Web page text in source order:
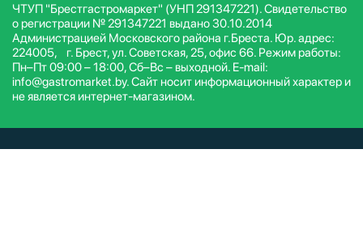
ЧТУП "Брестгастромаркет" (УНП 291347221). Свидетельство
о регистрации № 291347221 выдано 30.10.2014
Администрацией Московского района г.Бреста. Юр. адрес:
224005, г. Брест, ул. Советская, 25, офис 66. Режим работы:
Пн–Пт 09:00 – 18:00, Сб–Вс – выходной. E-mail:
info@gastromarket.by. Сайт носит информационный характер и
не является интернет-магазином.
© ЧТУП Брестгастромаркет 2026. Все права защищены.